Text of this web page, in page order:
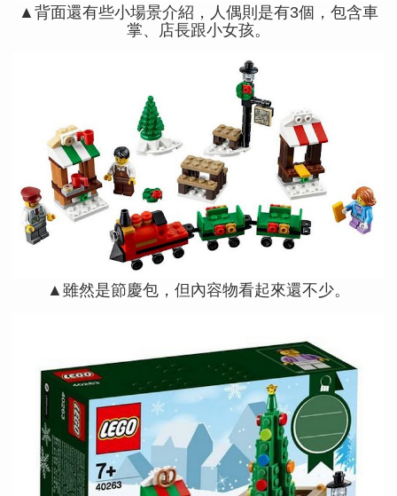
▲背面還有些小場景介紹，人偶則是有3個，包含車
掌、店長跟小女孩。
▲雖然是節慶包，但內容物看起來還不少。